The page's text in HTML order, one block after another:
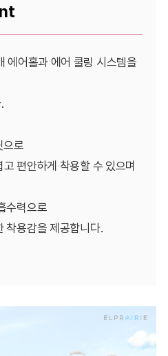
에어홀과 에어 쿨링 시스템을
으로
편안하게 착용할 수 있으며
수력으로
착용감을 제공합니다.